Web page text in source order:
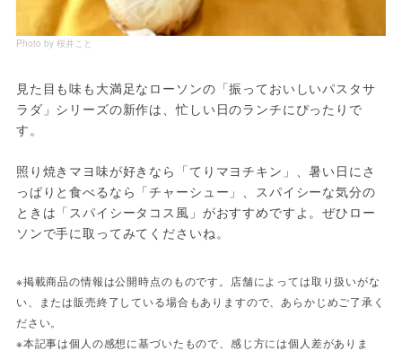
Photo by 桜井こと
見た目も味も大満足なローソンの「振っておいしいパスタサ
ラダ」シリーズの新作は、忙しい日のランチにぴったりで
す。
照り焼きマヨ味が好きなら「てりマヨチキン」、暑い日にさ
っぱりと食べるなら「チャーシュー」、スパイシーな気分の
ときは「スパイシータコス風」がおすすめですよ。ぜひロー
ソンで手に取ってみてくださいね。
※掲載商品の情報は公開時点のものです。店舗によっては取り扱いがな
い、または販売終了している場合もありますので、あらかじめご了承く
ださい。
※本記事は個人の感想に基づいたもので、感じ方には個人差がありま